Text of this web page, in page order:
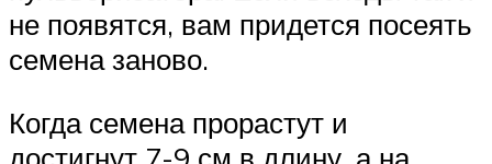
не появятся, вам придется посеять
семена заново.
Когда семена прорастут и